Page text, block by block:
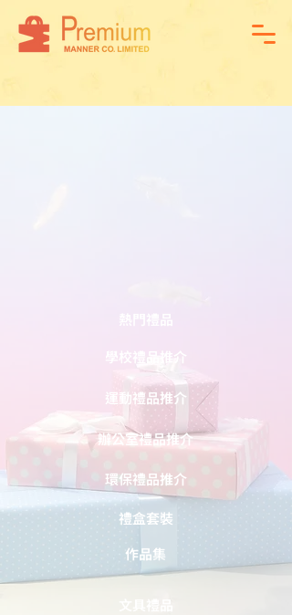
熱門禮品
學校禮品推介
運動禮品推介
辦公室禮品推介
環保禮品推介
禮盒套裝
作品集
​文具禮品